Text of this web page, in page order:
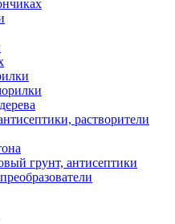
растворители
грунт, антисептики